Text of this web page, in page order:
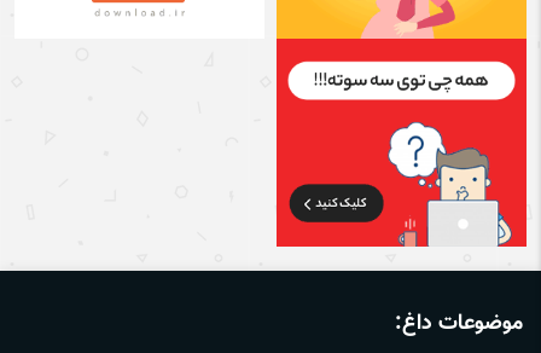
موضوعات داغ: